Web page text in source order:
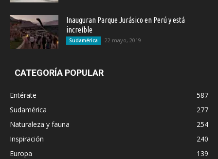
Inauguran Parque Jurásico en Perú y está
increíble
Sudamérica 22 mayo, 2019
CATEGORÍA POPULAR
Entérate
587
Sudamérica
277
Naturaleza y fauna
254
Inspiración
240
Europa
139